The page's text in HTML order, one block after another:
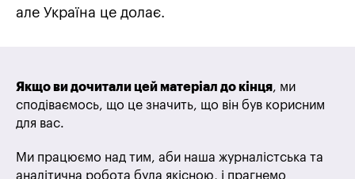
але Україна це долає.
Якщо ви дочитали цей матеріал до кінця, ми
сподіваємось, що це значить, що він був корисним
для вас.
Ми працюємо над тим, аби наша журналістська та
аналітична робота була якісною, і прагнемо